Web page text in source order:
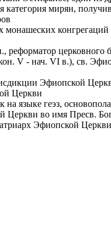
категория мирян,
монашеских
реформатор церковного
V - нач. VI в.), св.
Эфиопской
Церкви
на языке геэз,
Церкви во имя Пресв.
Эфиопской Церкви